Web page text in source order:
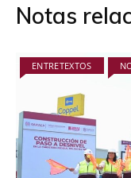
Notas
ENTRETEXTOS